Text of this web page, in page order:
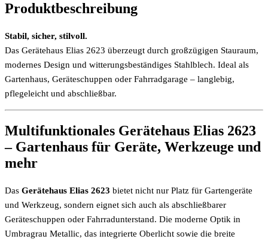
Produktbeschreibung
Stabil, sicher, stilvoll.
Das Gerätehaus Elias 2623 überzeugt durch großzügigen Stauraum,
modernes Design und witterungsbeständiges Stahlblech. Ideal als
Gartenhaus, Geräteschuppen oder Fahrradgarage – langlebig,
pflegeleicht und abschließbar.
Multifunktionales Gerätehaus Elias 2623
– Gartenhaus für Geräte, Werkzeuge und
mehr
Das Gerätehaus Elias 2623 bietet nicht nur Platz für Gartengeräte
und Werkzeug, sondern eignet sich auch als abschließbarer
Geräteschuppen oder Fahrradunterstand. Die moderne Optik in
Umbragrau Metallic, das integrierte Oberlicht sowie die breite